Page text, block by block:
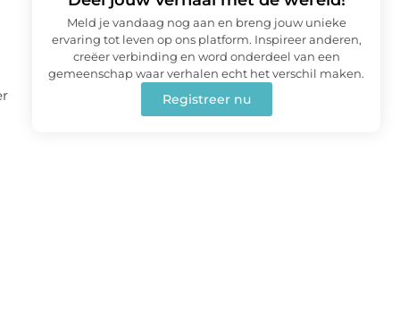
Meld je vandaag nog aan en breng jouw unieke
ervaring tot leven op ons platform. Inspireer anderen,
creëer verbinding en word onderdeel van een
gemeenschap waar verhalen echt het verschil maken.
Registreer nu